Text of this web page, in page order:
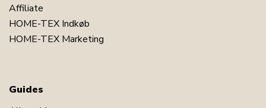
Affiliate
HOME-TEX Indkøb
HOME-TEX Marketing
Guides